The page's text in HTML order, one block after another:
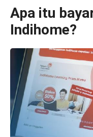
Apa itu
Indihome?